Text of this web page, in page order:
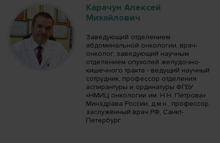
Карачун Алексей
Михайлович
Заведующий отделением
абдоминальной онкологии, врач-
онколог, заведующий научным
отделением опухолей желудочно-
кишечного тракта - ведущий научный
сотрудник, профессор отделения
аспирантуры и ординатуры ФГБУ
«НМИЦ онкологии им. Н.Н. Петрова»
Минздрава России, д.м.н., профессор,
заслуженный врач РФ, Санкт-
Петербург